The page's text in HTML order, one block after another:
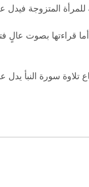
المتزوجة فيدل
قراءتها بصوت عالٍ
سورة النبأ يدل